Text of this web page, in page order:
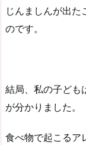
じんましんが出た
のです。
結局、私の子ども
が分かりました。
食べ物で起こるア